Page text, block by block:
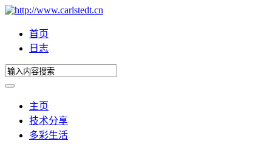
首页
日志
主页
技术分享
多彩生活